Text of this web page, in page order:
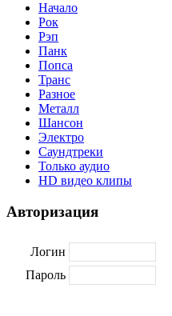
Начало
Рок
Рэп
Панк
Попса
Транс
Разное
Металл
Шансон
Электро
Саундтреки
Только аудио
HD видео клипы
Авторизация
Логин
Пароль